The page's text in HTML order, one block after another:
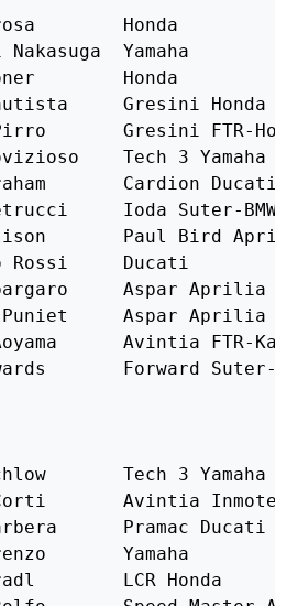
Honda
Nakasuga  Yamaha
Honda
Gresini Honda
Gresini FTR-
Tech 3
Cardion
Ioda Suter-
Paul Bird
Rossi     Ducati
Aspar
Puniet     Aspar
Avintia FTR-
Forward Suter-
Tech 3 Yamaha
Avintia
Pramac Ducati
Yamaha
LCR Honda